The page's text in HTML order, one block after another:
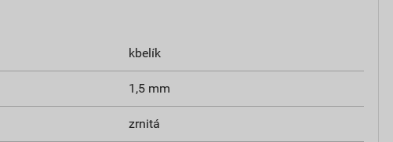
kbelík
1,5 mm
zrnitá